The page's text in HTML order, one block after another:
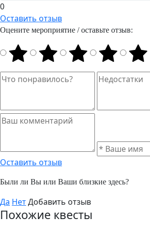
0
Оставить отзыв
Оцените мероприятие / оставьте отзыв:
Оставить отзыв
Были ли Вы или Ваши близкие здесь?
Да НетДобавить отзыв
Похожие квесты